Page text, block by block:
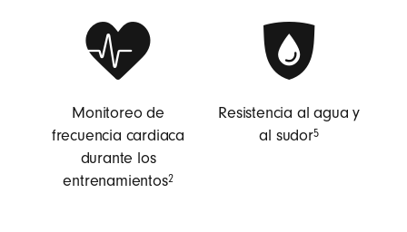
Monitoreo de
frecuencia cardiaca
durante los
entrenamientos2
Resistencia al agua y
al sudor5